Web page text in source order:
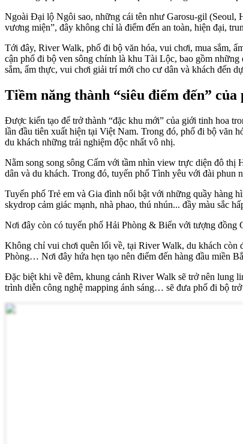
Ngoài Đại lộ Ngôi sao, những cái tên như Garosu-gil (Seoul,
vương miện”, đây không chỉ là điểm đến an toàn, hiện đại,
Tới đây, River Walk, phố đi bộ văn hóa, vui chơi, mua sắm,
cận phố đi bộ ven sông chính là khu Tài Lộc, bao gồm
sắm, ẩm thực, vui chơi giải trí mới cho cư dân và khách đến
Tiềm năng thành “siêu điểm đến”
Được kiến tạo để trở thành “đặc khu mới” của giới tinh hoa
lần đầu tiên xuất hiện tại Việt Nam. Trong đó, phố đi bộ văn
du khách những trải nghiệm độc nhất vô nhị.
Nằm song song sông Cấm với tầm nhìn view trực diện đô thị
dân và du khách. Trong đó, tuyến phố Tình yêu với đài phun
Tuyến phố Trẻ em và Gia đình nổi bật với những quầy hàng
skydrop cảm giác mạnh, nhà phao, thú nhún... đầy màu sắc
Nơi đây còn có tuyến phố Hải Phòng & Biển với tượng đồng
Không chỉ vui chơi quên lối về, tại River Walk, du khách còn
Phòng… Nơi đây hứa hẹn tạo nên điểm đến hàng đầu miền
Đặc biệt khi về đêm, khung cảnh River Walk sẽ trở nên lung
trình diễn công nghệ mapping ánh sáng… sẽ đưa phố đi bộ